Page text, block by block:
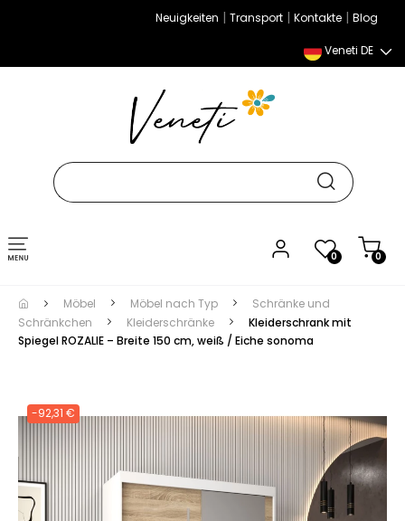
Neuigkeiten | Transport | Kontakte | Blog
Veneti DE
0 0
Umschalten
der
Navigation
Möbel Möbel nach Typ
Schränke und
Schränkchen
Kleiderschränke
Kleiderschrank mit
Spiegel ROZALIE – Breite 150 cm, weiß / Eiche sonoma
-92,31 €